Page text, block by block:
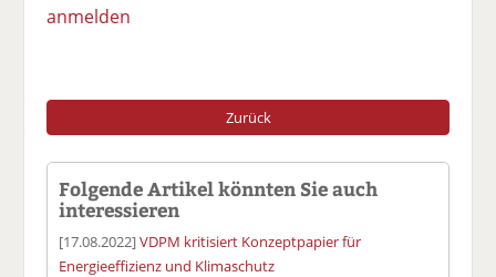
anmelden
Zurück
Folgende Artikel könnten Sie auch
interessieren
[17.08.2022]VDPM kritisiert Konzeptpapier für
Energieeffizienz und Klimaschutz